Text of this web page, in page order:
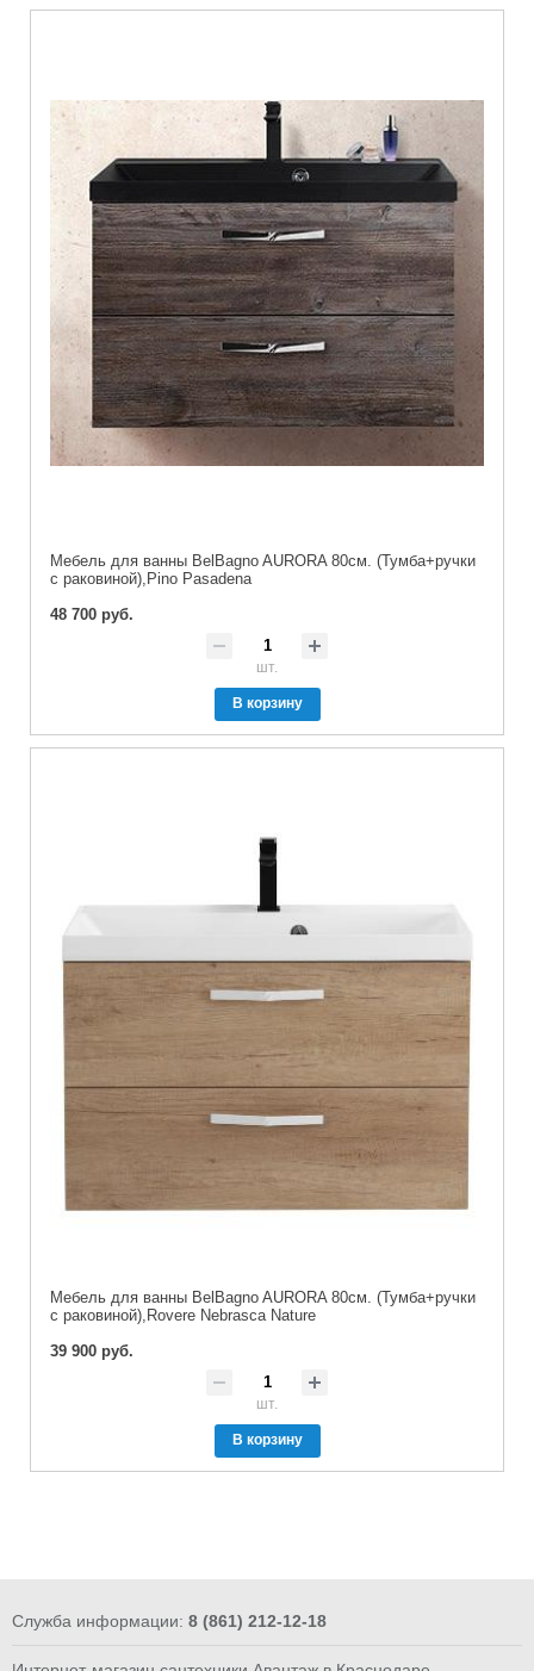
Мебель для ванны BelBagno AURORA 80см. (Тумба+ручки
с раковиной),Pino Pasadena
48 700 руб.
шт.
В корзину
Мебель для ванны BelBagno AURORA 80см. (Тумба+ручки
с раковиной),Rovere Nebrasca Nature
39 900 руб.
шт.
В корзину
Служба информации: 8 (861) 212-12-18